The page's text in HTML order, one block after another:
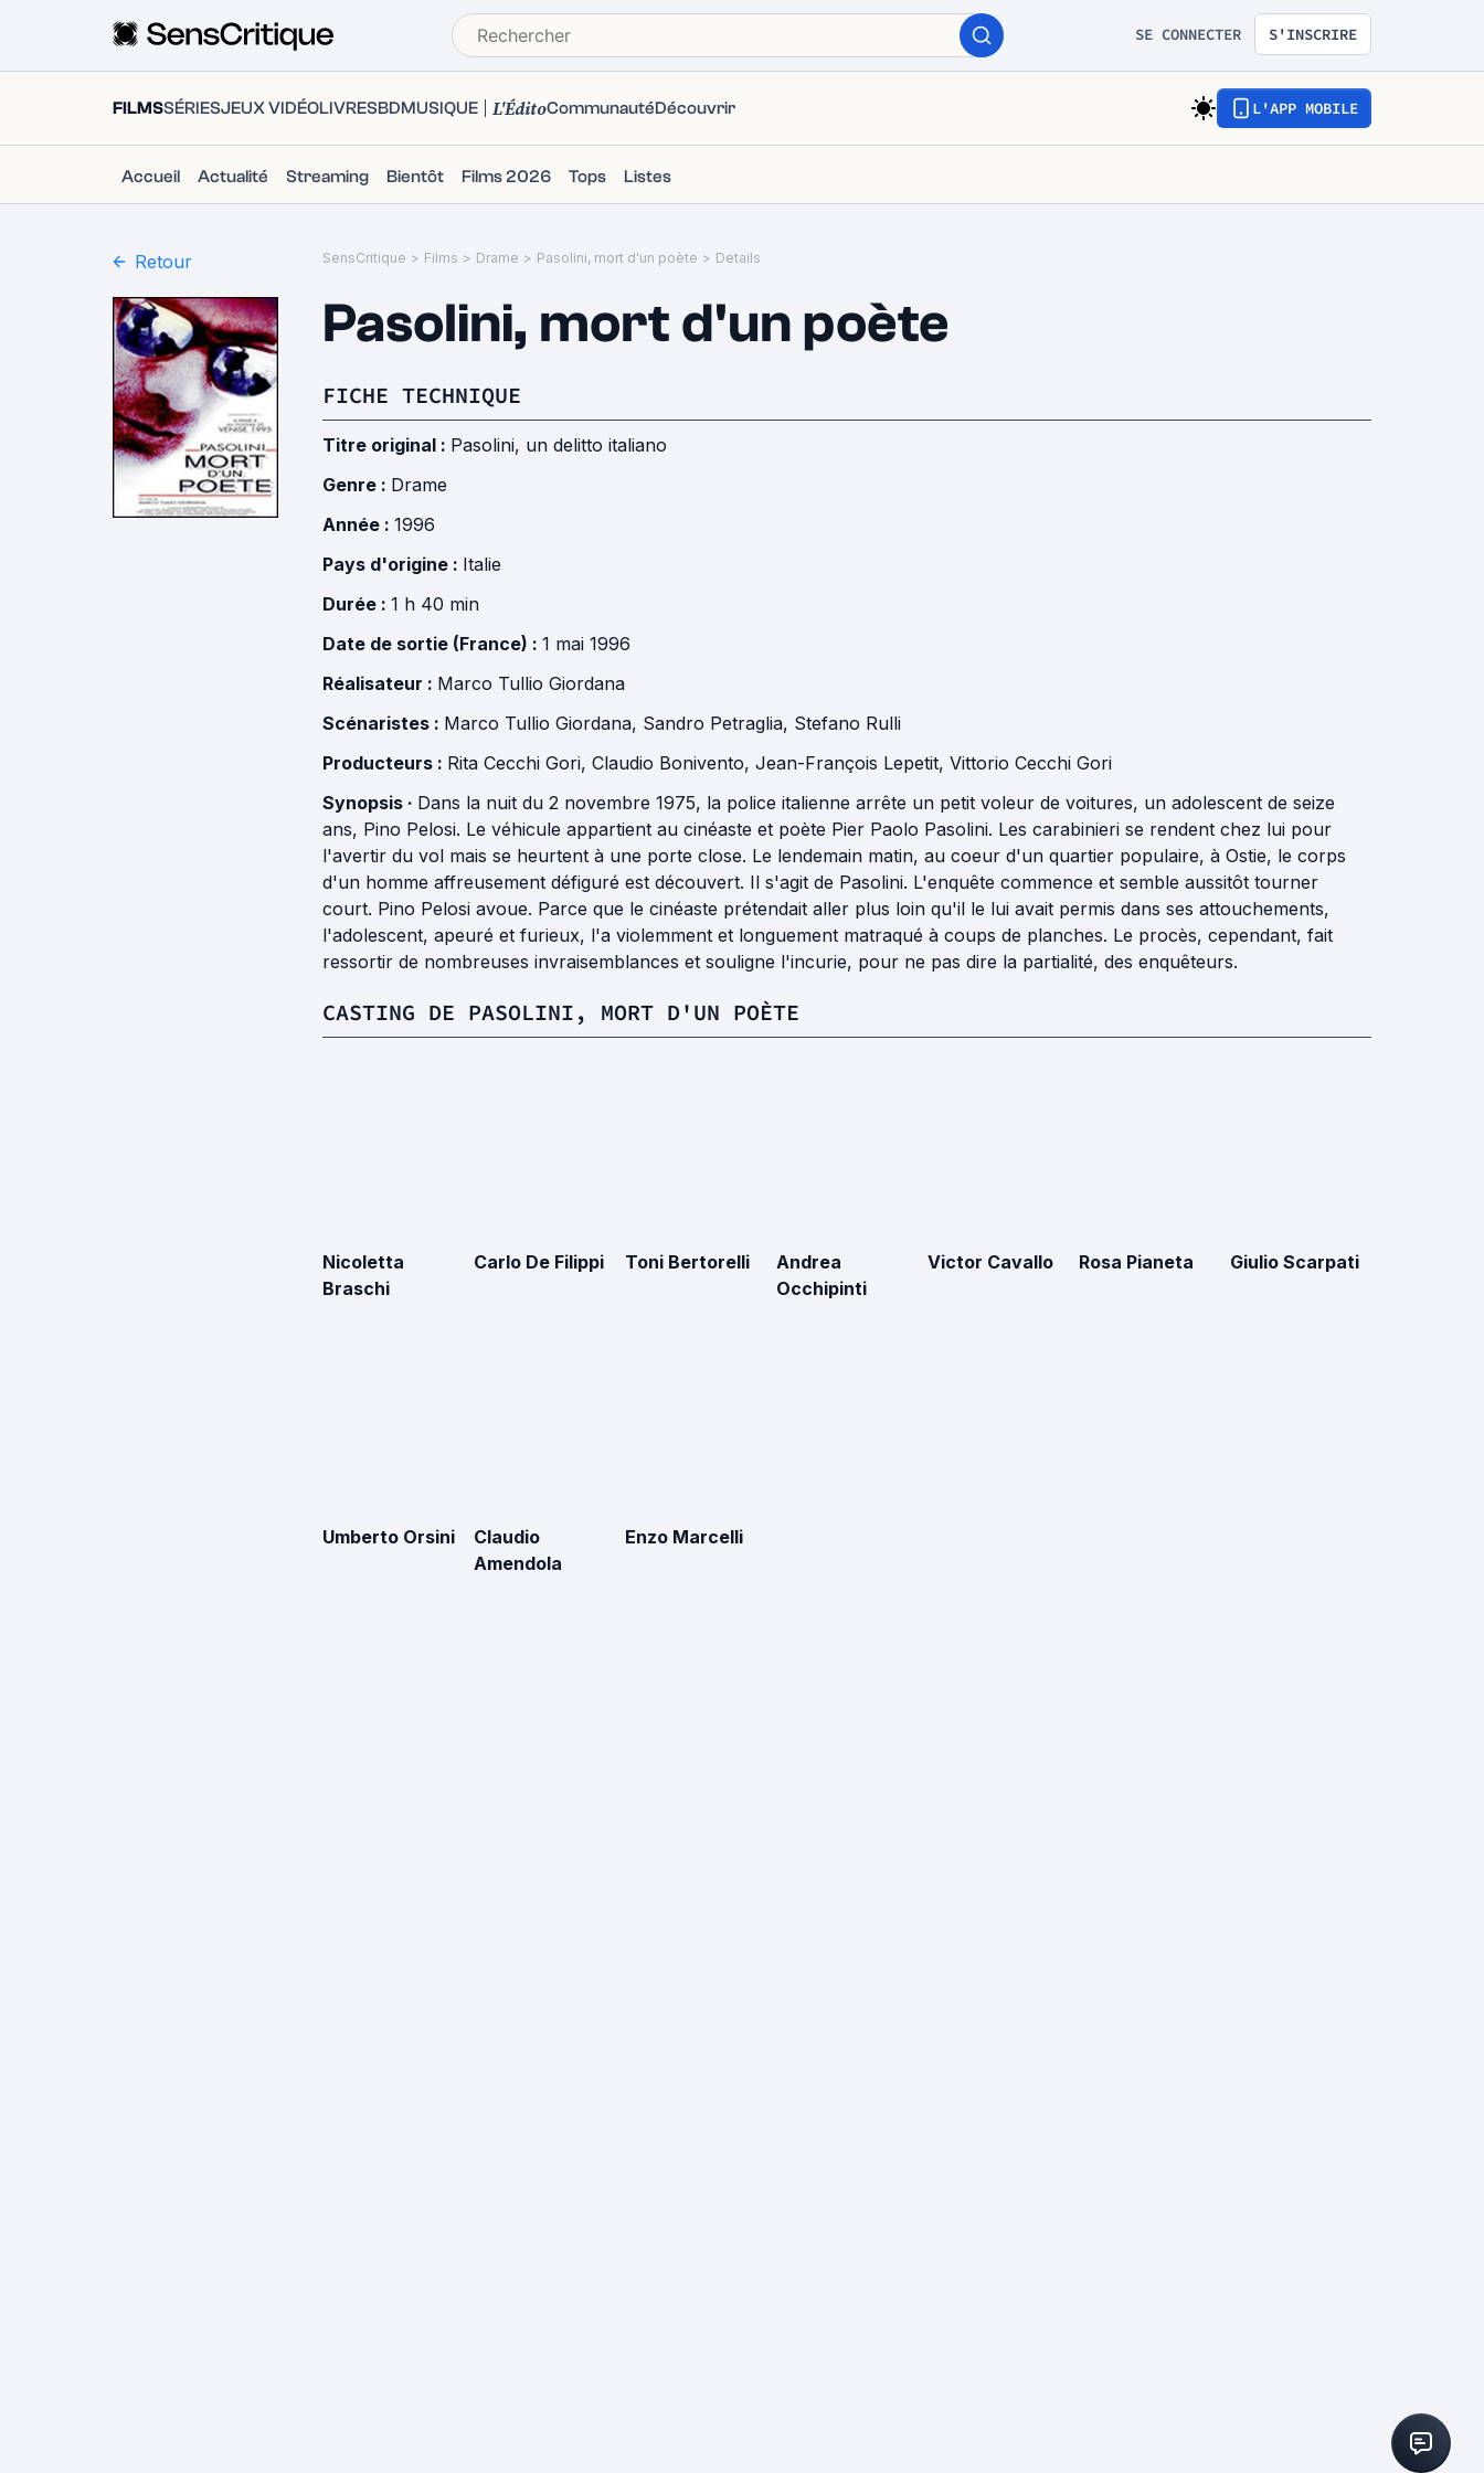
SE CONNECTER S'INSCRIRE
FILMSSÉRIESJEUX VIDÉOLIVRESBDMUSIQUE L'ÉditoCommunautéDécouvrir L'APP MOBILE
Accueil Actualité Streaming Bientôt Films 2026 Tops Listes
Retour SensCritique > Films > Drame > Pasolini, mort d'un poète > Details
Pasolini, mort d'un poète
FICHE TECHNIQUE
Titre original : Pasolini, un delitto italiano
Genre : Drame
Année : 1996
Pays d'origine : Italie
Durée : 1 h 40 min
Date de sortie (France) : 1 mai 1996
Réalisateur : Marco Tullio Giordana
Scénaristes : Marco Tullio Giordana, Sandro Petraglia, Stefano Rulli
Producteurs : Rita Cecchi Gori, Claudio Bonivento, Jean-François Lepetit, Vittorio Cecchi Gori
Synopsis · Dans la nuit du 2 novembre 1975, la police italienne arrête un petit voleur de voitures, un adolescent de seize
ans, Pino Pelosi. Le véhicule appartient au cinéaste et poète Pier Paolo Pasolini. Les carabinieri se rendent chez lui pour
l'avertir du vol mais se heurtent à une porte close. Le lendemain matin, au coeur d'un quartier populaire, à Ostie, le corps
d'un homme affreusement défiguré est découvert. Il s'agit de Pasolini. L'enquête commence et semble aussitôt tourner
court. Pino Pelosi avoue. Parce que le cinéaste prétendait aller plus loin qu'il le lui avait permis dans ses attouchements,
l'adolescent, apeuré et furieux, l'a violemment et longuement matraqué à coups de planches. Le procès, cependant, fait
ressortir de nombreuses invraisemblances et souligne l'incurie, pour ne pas dire la partialité, des enquêteurs.
CASTING DE PASOLINI, MORT D'UN POÈTE
Nicoletta
Braschi
Carlo De Filippi Toni Bertorelli
Andrea
Occhipinti
Victor Cavallo Rosa Pianeta Giulio Scarpati
Umberto Orsini
Claudio
Amendola
Enzo Marcelli